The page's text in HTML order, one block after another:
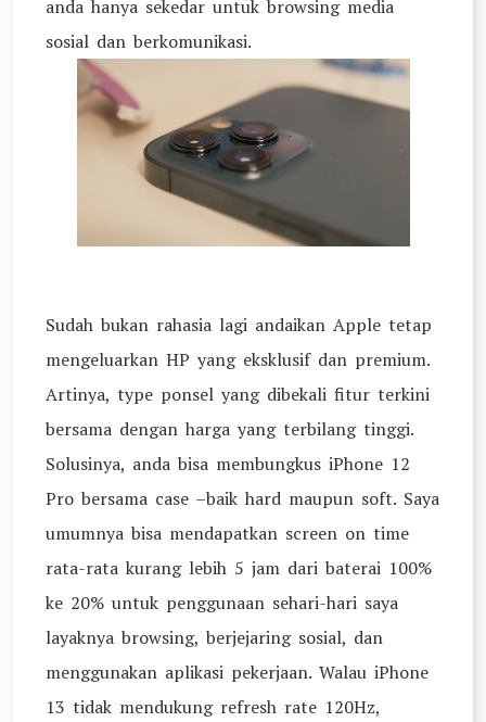
anda hanya sekedar untuk browsing media
sosial dan berkomunikasi.
Sudah bukan rahasia lagi andaikan Apple tetap
mengeluarkan HP yang eksklusif dan premium.
Artinya, type ponsel yang dibekali fitur terkini
bersama dengan harga yang terbilang tinggi.
Solusinya, anda bisa membungkus iPhone 12
Pro bersama case –baik hard maupun soft. Saya
umumnya bisa mendapatkan screen on time
rata-rata kurang lebih 5 jam dari baterai 100%
ke 20% untuk penggunaan sehari-hari saya
layaknya browsing, berjejaring sosial, dan
menggunakan aplikasi pekerjaan. Walau iPhone
13 tidak mendukung refresh rate 120Hz,